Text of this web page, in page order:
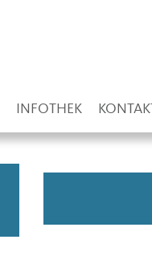
INFOTHEK KONTAKT